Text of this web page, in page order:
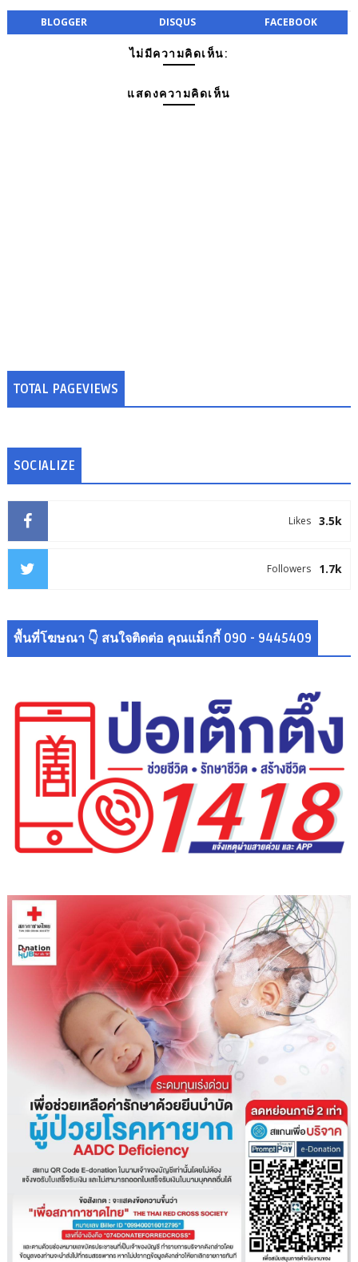
BLOGGER DISQUS FACEBOOK
ไม่มีความคิดเห็น:
แสดงความคิดเห็น
TOTAL PAGEVIEWS
SOCIALIZE
3.5k
Likes
1.7k
Followers
พื้นที่โฆษณา 👇 สนใจติดต่อ คุณแม็กกี้ 090 - 9445409